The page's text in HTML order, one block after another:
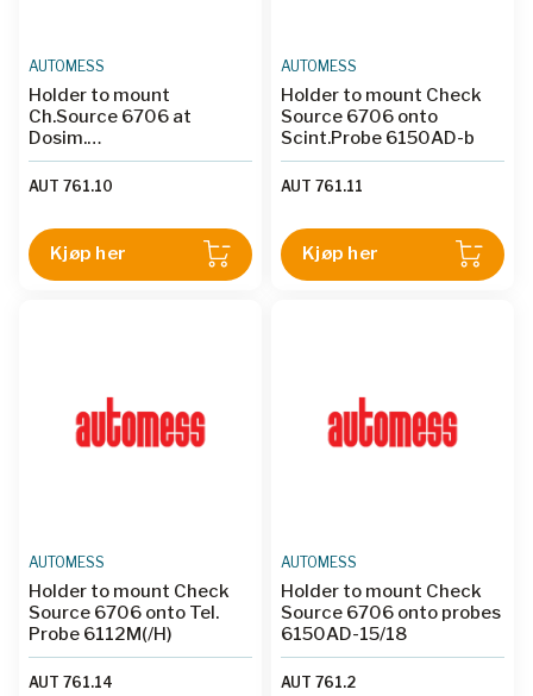
AUTOMESS
Holder to mount
Ch.Source 6706 at
Dosim.
ALADOS/ALADOX/219.x
AUT 761.10
Kjøp her
AUTOMESS
Holder to mount Check
Source 6706 onto
Scint.Probe 6150AD-b
AUT 761.11
Kjøp her
AUTOMESS
Holder to mount Check
Source 6706 onto Tel.
Probe 6112M(/H)
AUT 761.14
AUTOMESS
Holder to mount Check
Source 6706 onto probes
6150AD-15/18
AUT 761.2